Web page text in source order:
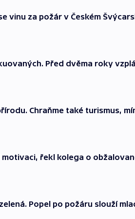
vinu za požár v Českém
Před dvěma roky
Chraňme také turismus,
řekl kolega o
Popel po požáru slouží